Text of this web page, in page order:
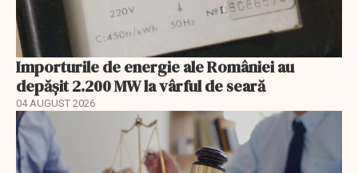
Importurile de energie ale României au
depășit 2.200 MW la vârful de seară
04 AUGUST 2026